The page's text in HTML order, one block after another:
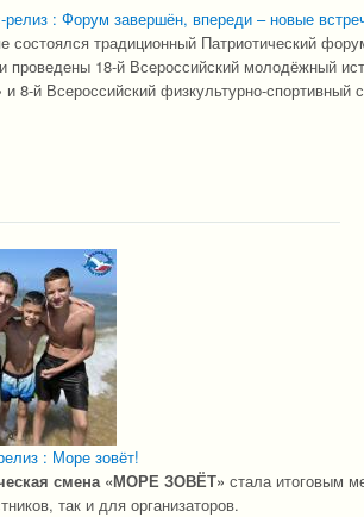
релиз : Форум завершён, впереди – новые
состоялся традиционный Патриотический
проведены 18-й Всероссийский молодёжный
8-й Всероссийский физкультурно-спортивный
: Море зовёт!
смена «МОРЕ ЗОВЁТ» стала итоговым
так и для организаторов.